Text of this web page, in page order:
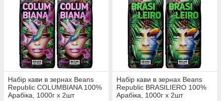
Набір кави в зернах Beans
Republic COLUMBIANA 100%
Арабіка, 1000г х 2шт
Набір кави в зернах Beans
Republic BRASILIERO 100%
Арабіка, 1000г х 2шт